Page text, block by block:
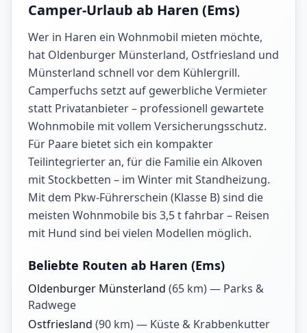
Camper-Urlaub ab Haren (Ems)
Wer in Haren ein Wohnmobil mieten möchte,
hat Oldenburger Münsterland, Ostfriesland und
Münsterland schnell vor dem Kühlergrill.
Camperfuchs setzt auf gewerbliche Vermieter
statt Privatanbieter – professionell gewartete
Wohnmobile mit vollem Versicherungsschutz.
Für Paare bietet sich ein kompakter
Teilintegrierter an, für die Familie ein Alkoven
mit Stockbetten – im Winter mit Standheizung.
Mit dem Pkw-Führerschein (Klasse B) sind die
meisten Wohnmobile bis 3,5 t fahrbar – Reisen
mit Hund sind bei vielen Modellen möglich.
Beliebte Routen ab Haren (Ems)
Oldenburger Münsterland (65 km) — Parks &
Radwege
Ostfriesland (90 km) — Küste & Krabbenkutter